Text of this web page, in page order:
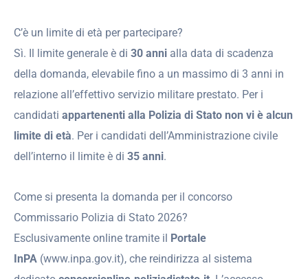
C’è un limite di età per partecipare?
Sì. Il limite generale è di 30 anni alla data di scadenza
della domanda, elevabile fino a un massimo di 3 anni in
relazione all’effettivo servizio militare prestato. Per i
candidati appartenenti alla Polizia di Stato non vi è alcun
limite di età. Per i candidati dell’Amministrazione civile
dell’interno il limite è di 35 anni.
Come si presenta la domanda per il concorso
Commissario Polizia di Stato 2026?
Esclusivamente online tramite il Portale
InPA (www.inpa.gov.it), che reindirizza al sistema